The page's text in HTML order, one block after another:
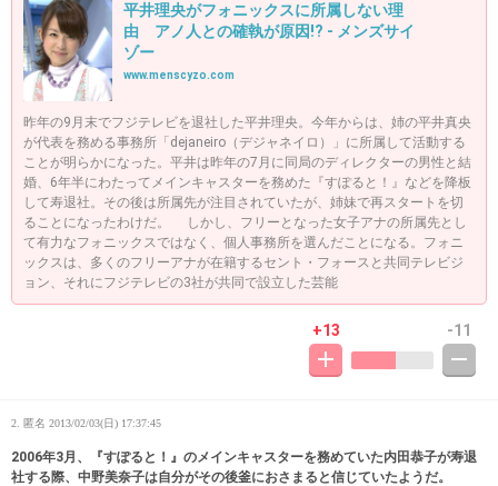
平井理央がフォニックスに所属しない理
由 アノ人との確執が原因!? - メンズサイ
ゾー
www.menscyzo.com
昨年の9月末でフジテレビを退社した平井理央。今年からは、姉の平井真央
が代表を務める事務所「dejaneiro（デジャネイロ）」に所属して活動する
ことが明らかになった。平井は昨年の7月に同局のディレクターの男性と結
婚、6年半にわたってメインキャスターを務めた『すぽると！』などを降板
して寿退社。その後は所属先が注目されていたが、姉妹で再スタートを切
ることになったわけだ。 しかし、フリーとなった女子アナの所属先とし
て有力なフォニックスではなく、個人事務所を選んだことになる。フォニ
ックスは、多くのフリーアナが在籍するセント・フォースと共同テレビジ
ョン、それにフジテレビの3社が共同で設立した芸能
+13 -11
2. 匿名 2013/02/03(日) 17:37:45
2006年3月、『すぽると！』のメインキャスターを務めていた内田恭子が寿退
社する際、中野美奈子は自分がその後釜におさまると信じていたようだ。